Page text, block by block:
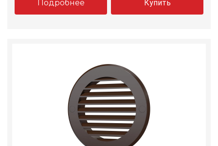
Подробнее Купить